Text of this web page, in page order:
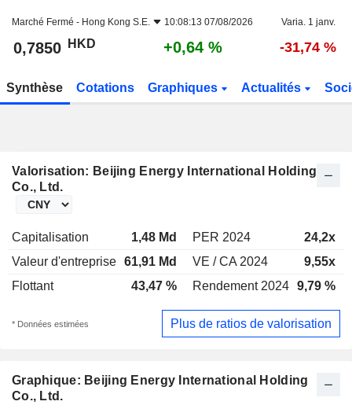
Marché Fermé - Hong Kong S.E. 10:08:13 07/08/2026 Varia. 1 janv.
0,7850 HKD +0,64 % -31,74 %
Synthèse Cotations Graphiques Actualités
Valorisation: Beijing Energy International Holding
Co., Ltd.
Capitalisation 1,48 Md PER 2024 24,2x
Valeur d'entreprise 61,91 Md VE / CA 2024 9,55x
Flottant
43,47 % Rendement 2024 9,79 %
* Données estimées Plus de ratios de valorisation
Graphique: Beijing Energy International Holding
Co., Ltd.